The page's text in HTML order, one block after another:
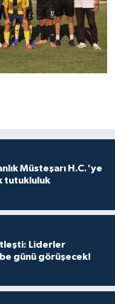
Müsteşarı H.C.'ye
tutukluluk
Liderler
günü görüşecek!